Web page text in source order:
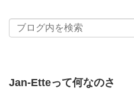
Jan-Etteって何なのさ